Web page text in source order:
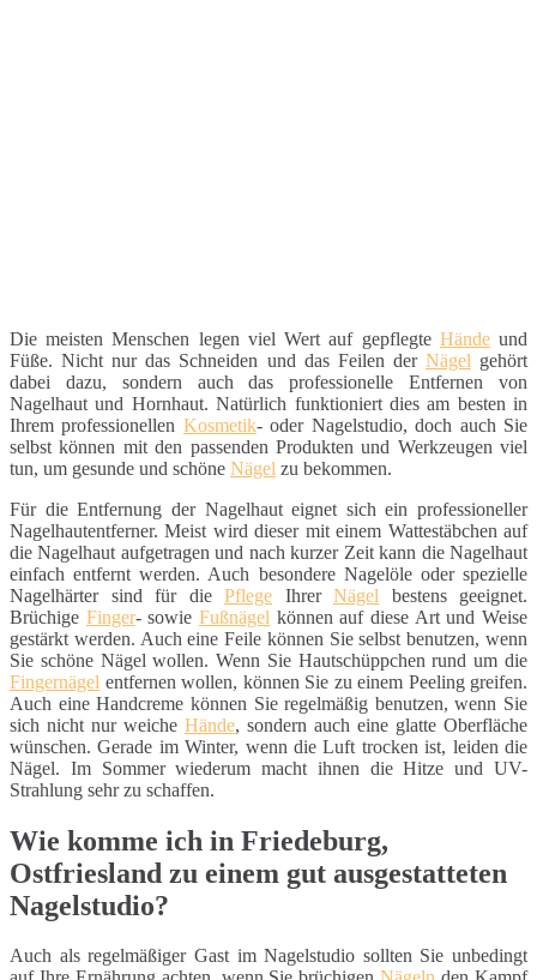
Die meisten Menschen legen viel Wert auf gepflegte Händeund
Füße. Nicht nur das Schneiden und das Feilen der Nägel gehört
dabei dazu, sondern auch das professionelle Entfernen von
Nagelhaut und Hornhaut. Natürlich funktioniert dies am besten in
Ihrem professionellen Kosmetik- oder Nagelstudio, doch auch Sie
selbst können mit den passenden Produkten und Werkzeugen viel
tun, um gesunde und schöne Nägel zu bekommen.
Für die Entfernung der Nagelhaut eignet sich ein professioneller
Nagelhautentferner. Meist wird dieser mit einem Wattestäbchen auf
die Nagelhaut aufgetragen und nach kurzer Zeit kann die Nagelhaut
einfach entfernt werden. Auch besondere Nagelöle oder spezielle
Nagelhärter sind für die Pflege Ihrer Nägel bestens geeignet.
Brüchige Finger- sowieFußnägel können auf diese Art und Weise
gestärkt werden. Auch eine Feile können Sie selbst benutzen, wenn
Sie schöne Nägel wollen. Wenn Sie Hautschüppchen rund um die
Fingernägel entfernen wollen, können Sie zu einem Peeling greifen.
Auch eine Handcreme können Sie regelmäßig benutzen, wenn Sie
sich nicht nur weiche Hände, sondern auch eine glatte Oberfläche
wünschen. Gerade im Winter, wenn die Luft trocken ist, leiden die
Nägel. Im Sommer wiederum macht ihnen die Hitze und UV-
Strahlung sehr zu schaffen.
Wie komme ich in Friedeburg,
Ostfriesland zu einem gut ausgestatteten
Nagelstudio?
Auch als regelmäßiger Gast im Nagelstudio sollten Sie unbedingt